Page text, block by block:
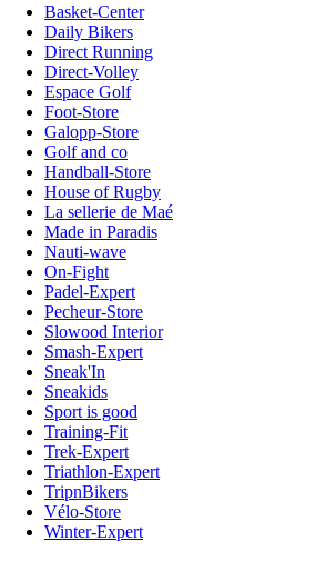
Basket-Center
Daily Bikers
Direct Running
Direct-Volley
Espace Golf
Foot-Store
Galopp-Store
Golf and co
Handball-Store
House of Rugby
La sellerie de Maé
Made in Paradis
Nauti-wave
On-Fight
Padel-Expert
Pecheur-Store
Slowood Interior
Smash-Expert
Sneak'In
Sneakids
Sport is good
Training-Fit
Trek-Expert
Triathlon-Expert
TripnBikers
Vélo-Store
Winter-Expert